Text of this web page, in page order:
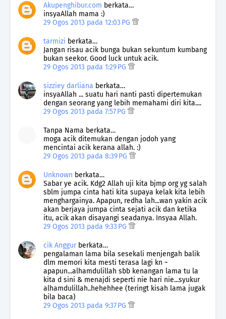
Akupenghibur.com berkata…
insyaAllah mama :)
29 Ogos 2013 pada 12:03 PG
tarmizi berkata…
Jangan risau acik bunga bukan sekuntum kumbang
bukan seekor. Good luck untuk acik.
29 Ogos 2013 pada 1:29 PG
sizziey darliana berkata…
insyaAllah ... suatu hari nanti pasti dipertemukan
dengan seorang yang lebih memahami diri kita....
29 Ogos 2013 pada 7:57 PG
Tanpa Nama berkata…
moga acik ditemukan dengan jodoh yang
mencintai acik kerana allah. :)
29 Ogos 2013 pada 8:39 PG
Unknown berkata…
Sabar ye acik. Kdg2 Allah uji kita bjmp org yg salah
sblm jumpa cinta hati kita supaya kelak kita lebih
menghargainya. Apapun, redha lah...wan yakin acik
akan berjaya jumpa cinta sejati acik dan ketika
itu, acik akan disayangi seadanya. Insyaa Allah.
29 Ogos 2013 pada 9:33 PG
cik Anggurberkata…
pengalaman lama bila sesekali menjengah balik
dlm memori kita mesti terasa lagi kn ~
apapun...alhamdulillah sbb kenangan lama tu la
kita d sini & menajdi seperti nie hari nie...syukur
alhamdulillah..hehehhee (teringt kisah lama jugak
bila baca)
29 Ogos 2013 pada 9:37 PG